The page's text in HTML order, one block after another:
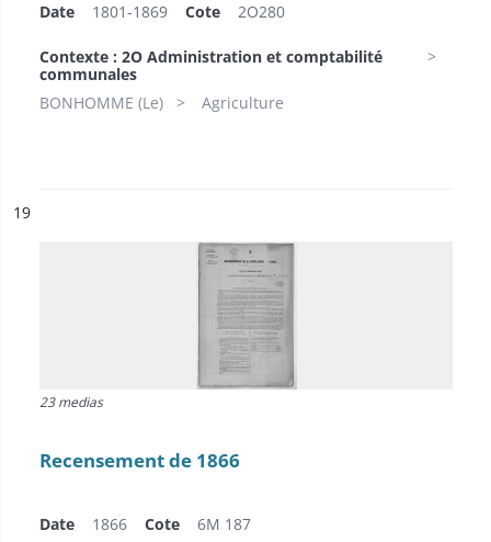
Date 1801-1869 Cote 2O280
Contexte : 2O Administration et comptabilité
communales
BONHOMME (Le)
Agriculture
n°
19
23 medias
Recensement de 1866
Date 1866 Cote 6M 187